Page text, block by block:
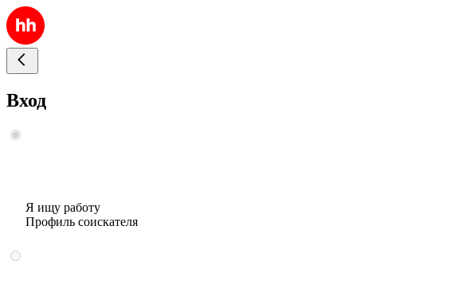
Вход
Я ищу работу
Профиль соискателя